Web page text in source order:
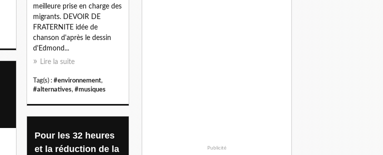
meilleure prise en charge des
migrants. DEVOIR DE
FRATERNITE idée de
chanson d'après le dessin
d'Edmond...
Lire la suite
Tag(s) : #environnement,
#alternatives, #musiques
Pour les 32 heures
et la réduction de la
Publicité